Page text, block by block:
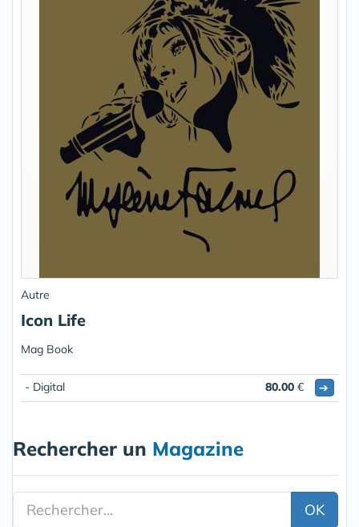
Autre
Icon Life
Mag Book
- Digital 80.00 € ➔
Rechercher un Magazine
OK